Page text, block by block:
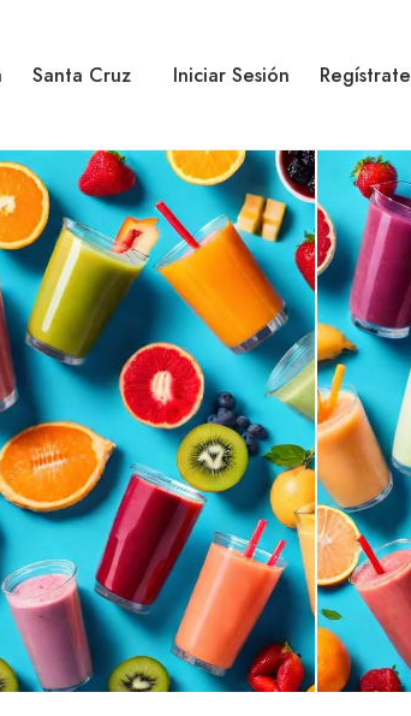
Santa Cruz Iniciar Sesión Regístrate